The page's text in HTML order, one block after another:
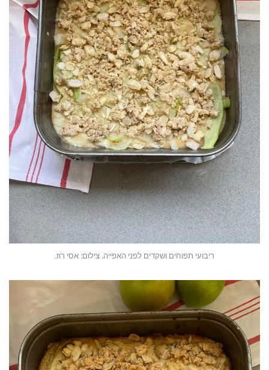
ריבועי תפוחים ושקדים לפני האפייה. צילום: אסי רוז.